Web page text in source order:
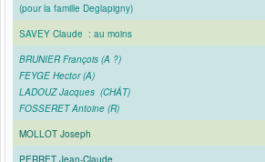
(pour la famille Deglapigny)
SAVEY Claude : au moins
BRUNIER François (A ?)
FEYGE Hector (A)
LADOUZ Jacques (CHÂT)
FOSSERET Antoine (R)
MOLLOT Joseph
PERRET Jean-Claude